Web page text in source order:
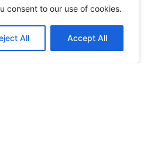
consent to our use of cookies.
All Accept All